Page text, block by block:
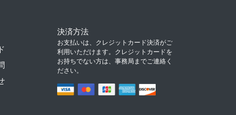
決済方法
お支払いは、クレジットカード決済がご
利用いただけます。クレジットカードを
お持ちでない方は、事務局までご連絡く
ださい。